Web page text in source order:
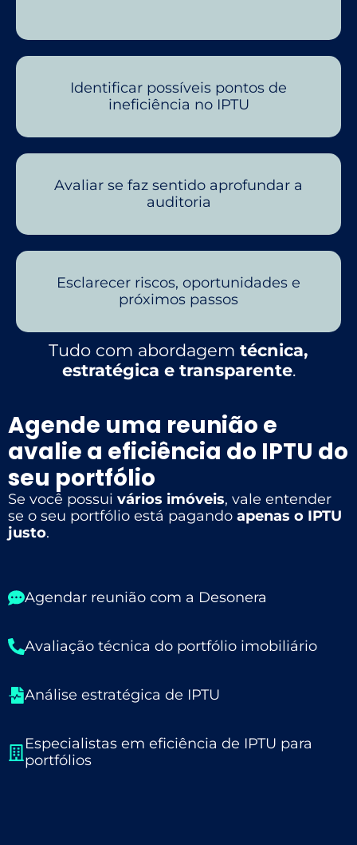
Identificar possíveis pontos de
ineficiência no IPTU
Avaliar se faz sentido aprofundar a
auditoria
Esclarecer riscos, oportunidades e
próximos passos
Tudo com abordagem técnica,
estratégica e transparente.
Agende uma reunião e
avalie a eficiência do IPTU do
seu portfólio
Se você possui vários imóveis, vale entender
se o seu portfólio está pagando apenas o IPTU
justo.
Agendar reunião com a Desonera
Avaliação técnica do portfólio imobiliário
Análise estratégica de IPTU
Especialistas em eficiência de IPTU para
portfólios